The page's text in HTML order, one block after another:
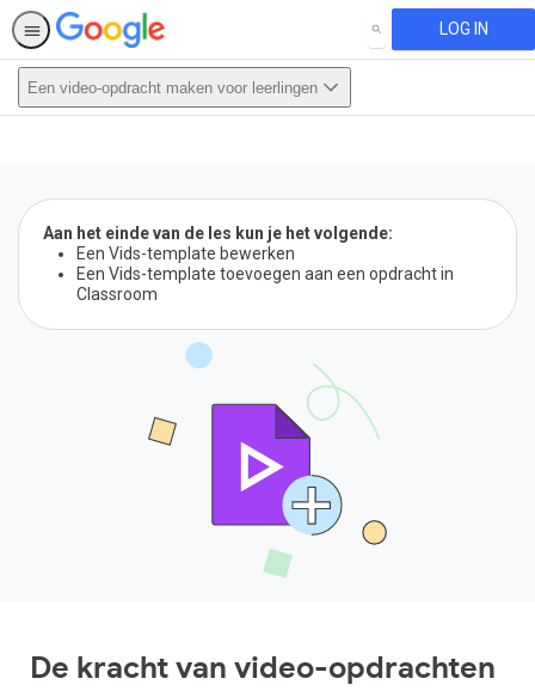
SEARCH LOG IN
Een video-opdracht maken voor leerlingen
English.View activity
Aan het einde van de les kun je het volgende:
Een Vids-template bewerken
Een Vids-template toevoegen aan een opdracht in
Classroom
De kracht van video-opdrachten